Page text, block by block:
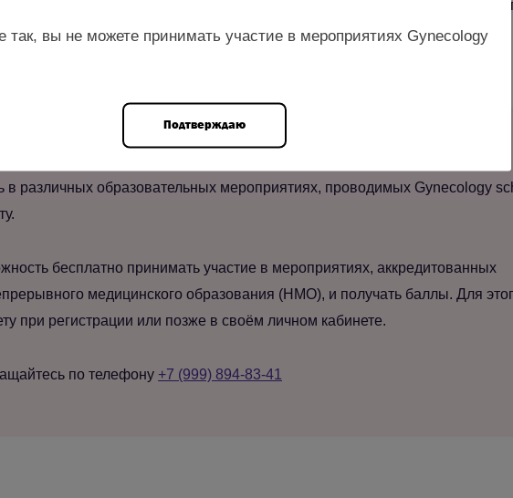
,
от ресурса Gynecology school
вы получаете доступ ко всем материалам новостной ленты и архиву
в различных образовательных мероприятиях, проводимых Gynecology
бесплатно принимать участие в мероприятиях, аккредитованных
медицинского образования (НМО), и получать баллы. Для
при регистрации или позже в своём личном кабинете.
по телефону +7 (999) 894-83-41
так, вы не можете принимать участие в мероприятиях Gynecology
Подтверждаю